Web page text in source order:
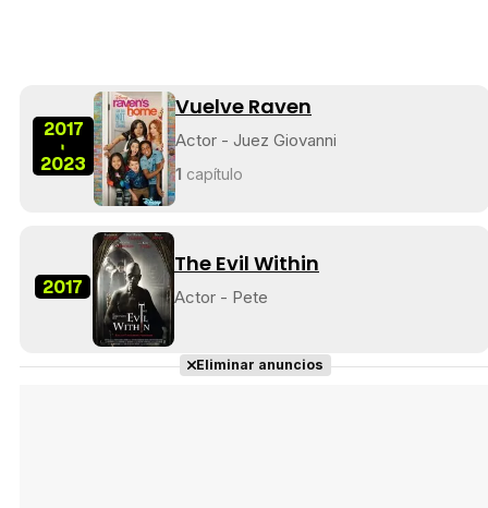
2017
-
2023
Vuelve Raven
Actor - Juez Giovanni
1 capítulo
2017
The Evil Within
Actor - Pete
Eliminar anuncios